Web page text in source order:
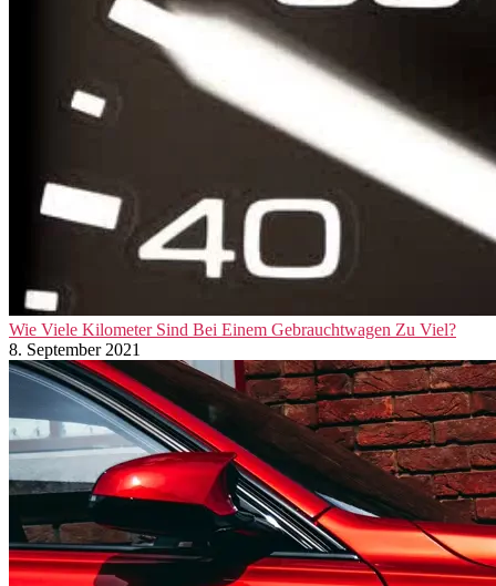
Wie Viele Kilometer Sind Bei Einem Gebrauchtwagen Zu Viel?
8. September 2021